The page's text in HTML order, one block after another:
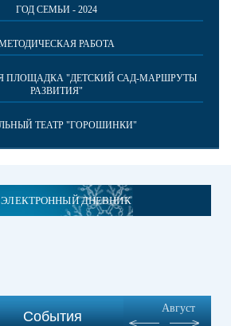
ГОД СЕМЬИ - 2024
РАБОТА
ПЛОЩАДКА "ДЕТСКИЙ САД-МАРШРУТЫ
РАЗВИТИЯ"
ТЕАТР "ГОРОШИНКИ"
ЭЛЕКТРОННЫЙ ДНЕВНИК
События
Август